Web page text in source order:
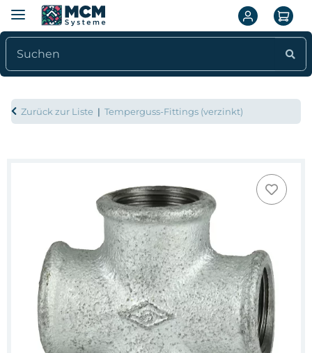
Zurück zur Liste Temperguss-Fittings (verzinkt)